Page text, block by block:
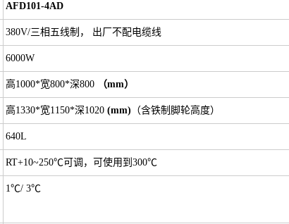
AFD101-4AD
380V/三相五线制， 出厂不配电缆线
6000W
高1000*宽800*深800 （mm）
高1330*宽1150*深1020 (mm) （含铁制脚轮高度）
640L
RT+10~250℃可调，可使用到300℃
1℃/ 3℃